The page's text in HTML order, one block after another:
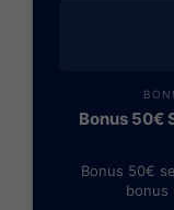
Bonus 50€
Bonus 50€
bonus